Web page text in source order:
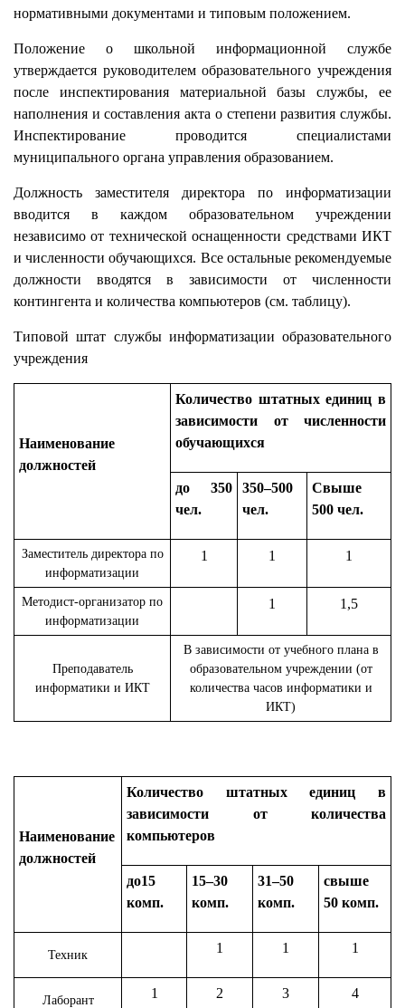
нормативными документами и типовым положением.
Положение о школьной информационной службе
утверждается руководителем образовательного учреждения
после инспектирования материальной базы службы, ее
наполнения и составления акта о степени развития службы.
Инспектирование проводится специалистами
муниципального органа управления образованием.
Должность заместителя директора по информатизации
вводится в каждом образовательном учреждении
независимо от технической оснащенности средствами ИКТ
и численности обучающихся. Все остальные рекомендуемые
должности вводятся в зависимости от численности
контингента и количества компьютеров (см. таблицу).
Типовой штат службы информатизации образовательного
учреждения
Наименование
должностей
Количество штатных единиц в
зависимости от численности
обучающихся
до 350
чел.
350–500
чел.
Свыше
500 чел.
Заместитель директора по
информатизации
1 1 1
Методист-организатор по
информатизации
1 1,5
Преподаватель
информатики и ИКТ
В зависимости от учебного плана в
образовательном учреждении (от
количества часов информатики и
ИКТ)
Наименование
должностей
Количество штатных единиц в
зависимости от количества
компьютеров
до15
комп.
15–30
комп.
31–50
комп.
свыше
50 комп.
Техник 1 1 1
Лаборант 1 2 3 4